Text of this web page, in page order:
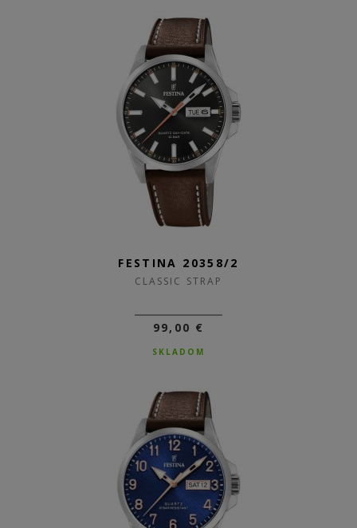
FESTINA 20358/2
CLASSIC STRAP
99,00 €
SKLADOM